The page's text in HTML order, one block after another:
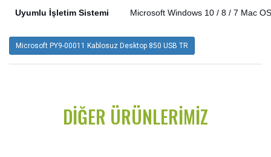
Uyumlu İşletim Sistemi Microsoft Windows 10 / 8 / 7 Mac
Microsoft PY9-00011 Kablosuz Desktop 850 USB TR
DIĞER ÜRÜNLERIMIZ